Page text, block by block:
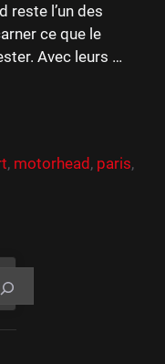
reste l’un des
ce que le
Avec leurs …
, motorhead, paris,